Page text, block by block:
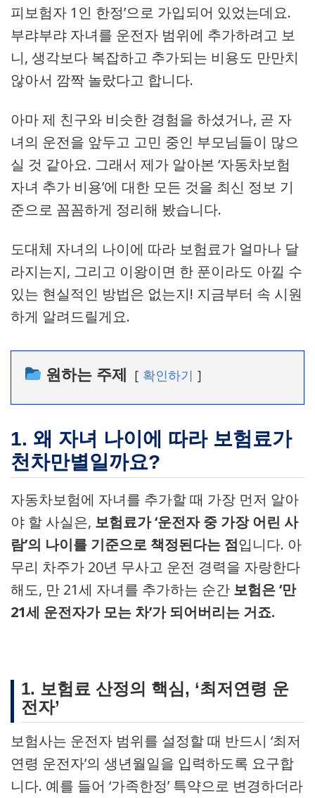
피보험자 1인 한정’으로 가입되어 있었는데요.
부랴부랴 자녀를 운전자 범위에 추가하려고 보
니, 생각보다 복잡하고 추가되는 비용도 만만치
않아서 깜짝 놀랐다고 합니다.
아마 제 친구와 비슷한 경험을 하셨거나, 곧 자
녀의 운전을 앞두고 고민 중인 부모님들이 많으
실 것 같아요. 그래서 제가 알아본 ‘자동차보험
자녀 추가 비용’에 대한 모든 것을 최신 정보 기
준으로 꼼꼼하게 정리해 봤습니다.
도대체 자녀의 나이에 따라 보험료가 얼마나 달
라지는지, 그리고 이왕이면 한 푼이라도 아낄 수
있는 현실적인 방법은 없는지! 지금부터 속 시원
하게 알려드릴게요.
원하는 주제 확인하기
1. 왜 자녀 나이에 따라 보험료가
천차만별일까요?
자동차보험에 자녀를 추가할 때 가장 먼저 알아
야 할 사실은, 보험료가 ‘운전자 중 가장 어린 사
람’의 나이를 기준으로 책정된다는 점입니다. 아
무리 차주가 20년 무사고 운전 경력을 자랑한다
해도, 만 21세 자녀를 추가하는 순간 보험은 ‘만
21세 운전자가 모는 차’가 되어버리는 거죠.
1. 보험료 산정의 핵심, ‘최저연령 운
전자’
보험사는 운전자 범위를 설정할 때 반드시 ‘최저
연령 운전자’의 생년월일을 입력하도록 요구합
니다. 예를 들어 ‘가족한정’ 특약으로 변경하더라